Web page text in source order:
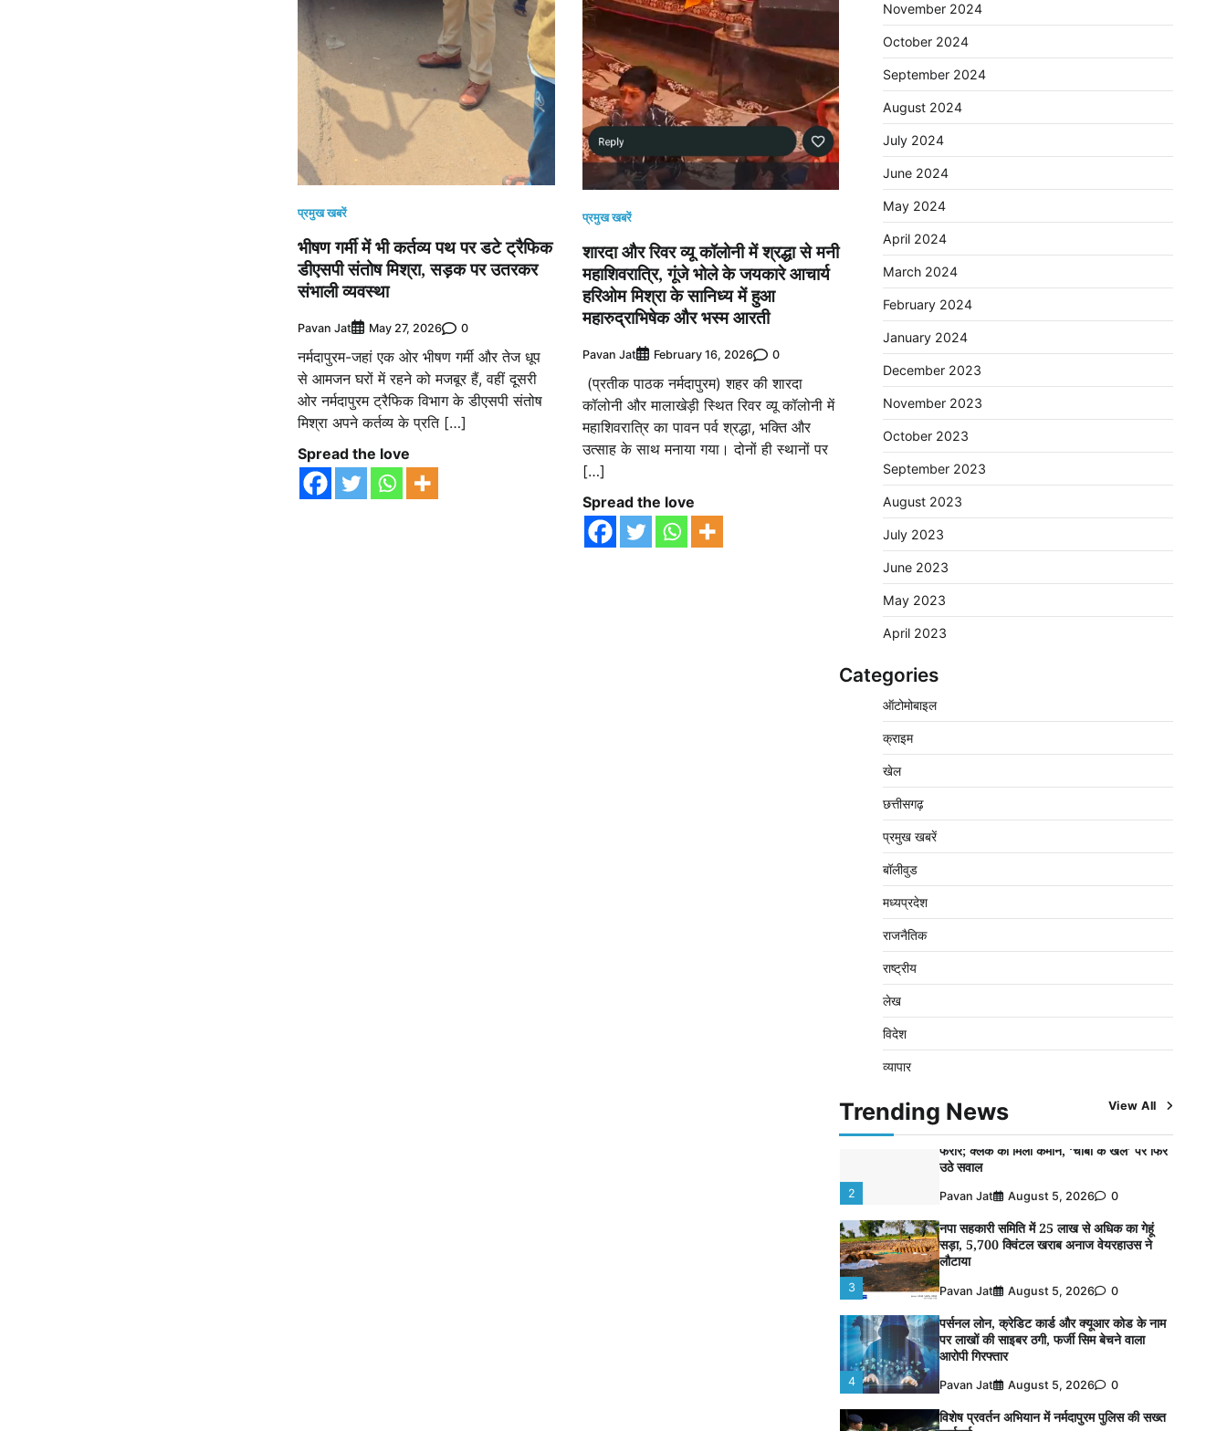
प्रमुख खबरें
भीषण गर्मी में भी कर्तव्य पथ पर डटे ट्रैफिक
डीएसपी संतोष मिश्रा, सड़क पर उतरकर
संभाली व्यवस्था
Pavan Jat May 27, 2026 0
नर्मदापुरम-जहां एक ओर भीषण गर्मी और तेज धूप
से आमजन घरों में रहने को मजबूर हैं, वहीं दूसरी
ओर नर्मदापुरम ट्रैफिक विभाग के डीएसपी संतोष
मिश्रा अपने कर्तव्य के प्रति […]
Spread the love
प्रमुख खबरें
शारदा और रिवर व्यू कॉलोनी में श्रद्धा से मनी
महाशिवरात्रि, गूंजे भोले के जयकारे आचार्य
हरिओम मिश्रा के सानिध्य में हुआ
महारुद्राभिषेक और भस्म आरती
Pavan Jat February 16, 2026 0
(प्रतीक पाठक नर्मदापुरम) शहर की शारदा
कॉलोनी और मालाखेड़ी स्थित रिवर व्यू कॉलोनी में
महाशिवरात्रि का पावन पर्व श्रद्धा, भक्ति और
उत्साह के साथ मनाया गया। दोनों ही स्थानों पर
[…]
Spread the love
November 2024
October 2024
September 2024
August 2024
July 2024
June 2024
May 2024
April 2024
March 2024
February 2024
January 2024
December 2023
November 2023
October 2023
September 2023
August 2023
July 2023
June 2023
May 2023
April 2023
Categories
ऑटोमोबाइल
क्राइम
खेल
छत्तीसगढ़
प्रमुख खबरें
बॉलीवुड
मध्यप्रदेश
राजनैतिक
राष्ट्रीय
लेख
विदेश
व्यापार
Trending News View All
उठे सवाल
Pavan Jat August 5, 2026 0
नपा सहकारी समिति में 25 लाख से अधिक का गेहूं
लौटाया
कार्रवाई
Pavan Jat August 5, 2026 0
विशेष प्रवर्तन अभियान में नर्मदापुरम पुलिस की
0
2
फरार; क्लर्क को मिली कमान, ‘चाबी के खेल’ पर फिर
उठे सवाल
Pavan Jat August 5, 2026 0
3
नपा सहकारी समिति में 25 लाख से अधिक का गेहूं
सड़ा, 5,700 क्विंटल खराब अनाज वेयरहाउस ने
लौटाया
Pavan Jat August 5, 2026 0
4
पर्सनल लोन, क्रेडिट कार्ड और क्यूआर कोड के नाम
पर लाखों की साइबर ठगी, फर्जी सिम बेचने वाला
आरोपी गिरफ्तार
Pavan Jat August 5, 2026 0
विशेष प्रवर्तन अभियान में नर्मदापुरम पुलिस की सख्त